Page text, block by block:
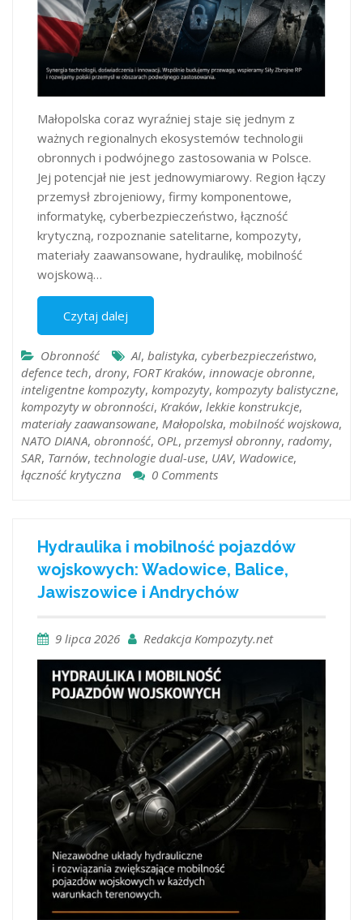
Małopolska coraz wyraźniej staje się jednym z
ważnych regionalnych ekosystemów technologii
obronnych i podwójnego zastosowania w Polsce.
Jej potencjał nie jest jednowymiarowy. Region łączy
przemysł zbrojeniowy, firmy komponentowe,
informatykę, cyberbezpieczeństwo, łączność
krytyczną, rozpoznanie satelitarne, kompozyty,
materiały zaawansowane, hydraulikę, mobilność
wojskową…
Czytaj dalej
Obronność AI, balistyka, cyberbezpieczeństwo,
defence tech, drony, FORT Kraków, innowacje obronne,
inteligentne kompozyty, kompozyty, kompozyty balistyczne,
kompozyty w obronności, Kraków, lekkie konstrukcje,
materiały zaawansowane, Małopolska, mobilność wojskowa,
NATO DIANA, obronność, OPL , przemysł obronny, radomy,
SAR, Tarnów, technologie dual-use, UAV, Wadowice,
łączność krytyczna
0 Comments
Hydraulika i mobilność pojazdów
wojskowych: Wadowice, Balice,
Jawiszowice i Andrychów
9 lipca 2026 Redakcja Kompozyty.net